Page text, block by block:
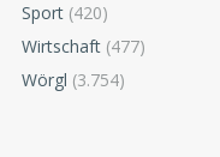
Sport (420)
Wirtschaft (477)
Wörgl (3.754)